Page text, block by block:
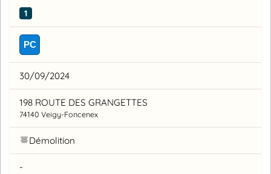
1
PC
30/09/2024
198 ROUTE DES GRANGETTES
74140 Veigy-Foncenex
Démolition
-